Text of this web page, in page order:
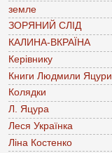
земле
ЗОРЯНИЙ СЛІД
КАЛИНА-ВКРАЇНА
Керівнику
Книги Людмили Яцури
Колядки
Л. Яцура
Леся Українка
Ліна Костенко